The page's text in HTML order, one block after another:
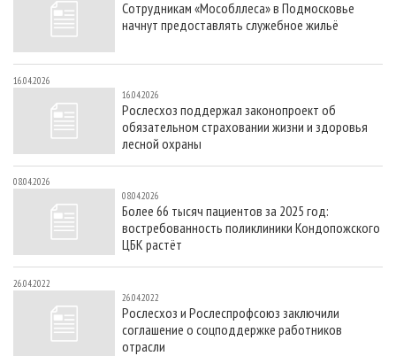
СУШКА ДРЕВЕСИНЫ
ПРОИЗВОДСТВО ДРЕВЕСНЫХ ПЛИТ
ДЕРЕВЯННОЕ ДОМОСТРОЕНИЕ
ПРОИЗВОДСТВО МЕБЕЛИ
БИОЭНЕРГЕТИКА
ЦБП
ИНСТРУМЕНТ И МАТЕРИАЛЫ
ПЕРСОНЫ
МОБИЛЬНЫЕ ВЫСТАВКИ
ПРИОРИТЕТНЫЕ ИНВЕСТПРОЕКТЫ
RUSSIAN FORESTRY REVIEW
ГАЗЕТА ЛЕСПРОМФОРУМ
БИБЛИОТЕКА СПЕЦИАЛИСТА
КОНТАКТЫ
РЕКЛАМА
Сотрудникам «Мособллеса» в Подмосковье
начнут предоставлять служебное жильё
16.04.2026
16.04.2026
Рослесхоз поддержал законопроект об
обязательном страховании жизни и здоровья
лесной охраны
08.04.2026
08.04.2026
Более 66 тысяч пациентов за 2025 год:
востребованность поликлиники Кондопожского
ЦБК растёт
26.04.2022
26.04.2022
Рослесхоз и Рослеспрофсоюз заключили
соглашение о соцподдержке работников
отрасли